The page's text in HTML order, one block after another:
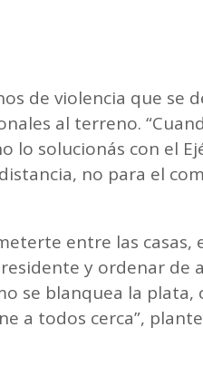
de violencia que se
al terreno.
lo solucionás con el
no para el
entre las casas,
y ordenar de
se blanquea la plata,
a todos cerca”,